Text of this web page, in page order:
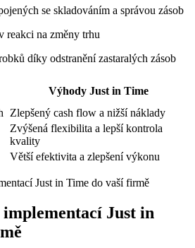
se skladováním a správou zásob
reakci na změny trhu
díky odstranění zastaralých zásob
Výhody Just in Time
Zlepšený cash flow a nižší náklady
Zvýšená flexibilita a lepší kontrola
kvality
Větší efektivita a zlepšení výkonu
implementací Just in